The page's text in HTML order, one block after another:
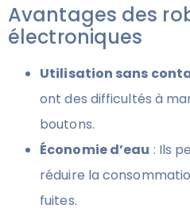
Avantages des
électroniques
Utilisation sans
ont des difficultés à
boutons.
Économie d’eau : Ils
réduire la
fuites.